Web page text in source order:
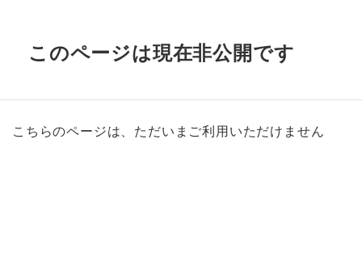
このページは現在非公開です
こちらのページは、ただいまご利用いただけません